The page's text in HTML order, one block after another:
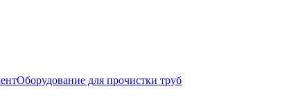
Оборудование для прочистки труб